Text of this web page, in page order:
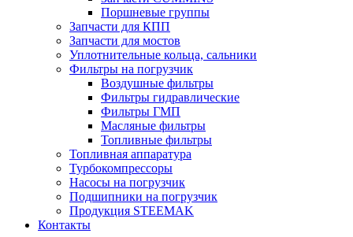
Поршневые группы
Запчасти для КПП
Запчасти для мостов
Уплотнительные кольца, сальники
Фильтры на погрузчик
Воздушные фильтры
Фильтры гидравлические
Фильтры ГМП
Масляные фильтры
Топливные фильтры
Топливная аппаратура
Турбокомпрессоры
Насосы на погрузчик
Подшипники на погрузчик
Продукция STEEMAK
Контакты